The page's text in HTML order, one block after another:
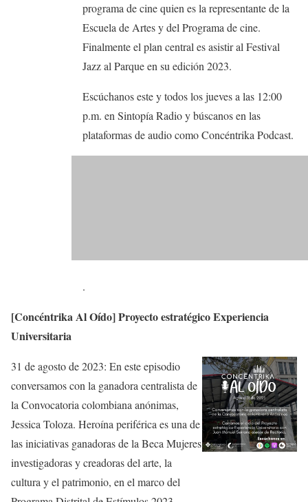
programa de cine quien es la representante de la
Escuela de Artes y del Programa de cine.
Finalmente el plan central es asistir al Festival
Jazz al Parque en su edición 2023.
Escúchanos este y todos los jueves a las 12:00
p.m. en Sintopía Radio y búscanos en las
plataformas de audio como Concéntrika Podcast.
.
[Concéntrika Al Oído] Proyecto estratégico Experiencia
Universitaria
31 de agosto de 2023: En este episodio
conversamos con la ganadora centralista de
la Convocatoria colombiana anónimas,
Jessica Toloza. Heroína periférica es una de
las iniciativas ganadoras de la Beca Mujeres
investigadoras y creadoras del arte, la
cultura y el patrimonio, en el marco del